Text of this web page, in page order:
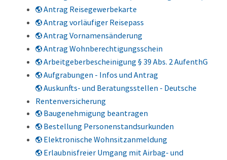
Antrag Reisegewerbekarte
Antrag vorläufiger Reisepass
Antrag Vornamensänderung
Antrag Wohnberechtigungsschein
Arbeitgeberbescheinigung § 39 Abs. 2 AufenthG
Aufgrabungen - Infos und Antrag
Auskunfts- und Beratungsstellen - Deutsche
Rentenversicherung
Baugenehmigung beantragen
Bestellung Personenstandsurkunden
Elektronische Wohnsitzanmeldung
Erlaubnisfreier Umgang mit Airbag- und